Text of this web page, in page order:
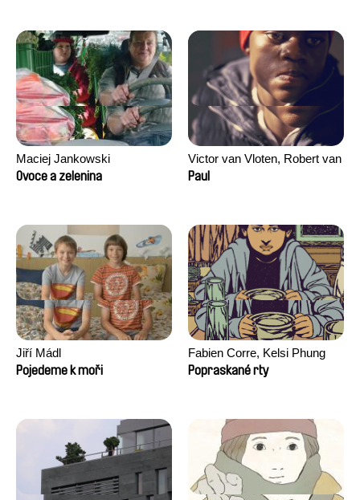
Maciej Jankowski
Ovoce a zelenina
Victor van Vloten, Robert van
Wingerden
Paul
Jiří Mádl
Pojedeme k moři
Fabien Corre, Kelsi Phung
Popraskané rty